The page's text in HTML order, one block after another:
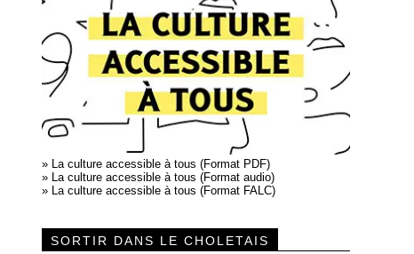
» La culture accessible à tous (Format PDF)
» La culture accessible à tous (Format audio)
» La culture accessible à tous (Format FALC)
SORTIR DANS LE CHOLETAIS